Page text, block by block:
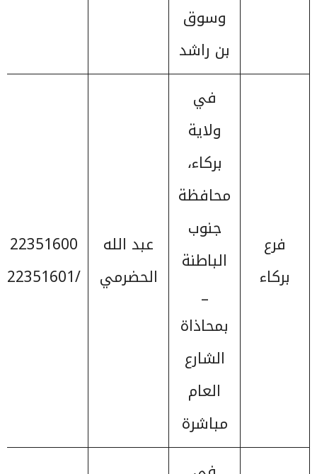
وسوق
بن راشد
فرع
بركاء
في
ولاية
بركاء،
محافظة
جنوب
الباطنة
_
بمحاذاة
الشارع
العام
مباشرة
عبد الله
الحضرمي
22351600
/22351601